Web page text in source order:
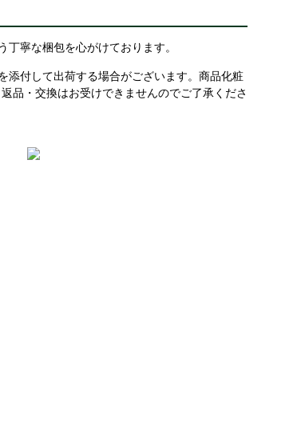
寧な梱包を心がけております。
添付して出荷する場合がございます。商品化粧
品・交換はお受けできませんのでご了承くださ